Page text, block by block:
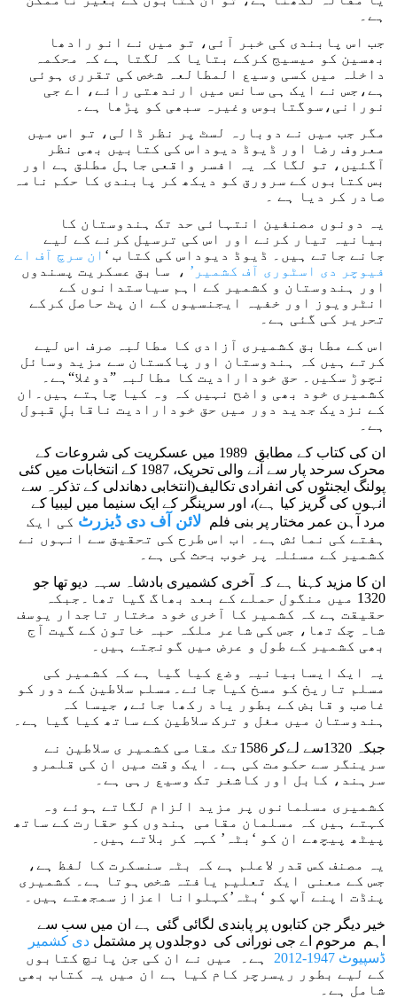
ہے۔
جب اس پابندی کی خبر آئی، تو میں نے انو رادھا
بھسین کو میسیج کرکے بتایا کہ لگتا ہے کہ محکمہ
داخلہ میں کسی وسیع المطالعہ شخص کی تقرری ہوئی
ہے،جس نے ایک ہی سانس میں ارندھتی رائے، اے جی
نورانی،سوگتابوس وغیرہ سبھی کو پڑھا ہے۔
مگر جب میں نے دوبارہ لسٹ پر نظر ڈالی، تو اس میں
معروف رضا اور ڈیوڈ دیوداس کی کتابیں بھی نظر
آگئیں، تو لگا کہ یہ افسر واقعی جاہل مطلق ہے اور
بس کتابوں کے سرورق کو دیکھ کر پابندی کا حکم نامہ
صادر کر دیا ہے ۔
یہ دونوں مصنفین انتہائی حد تک ہندوستان کا
بیانیہ تیار کرنے اور اس کی ترسیل کرنے کے لیے
جانے جاتے ہیں۔ ڈیوڈ دیوداس کی کتا ب ‘ ان سرچ آف اے
فیوچر دی اسٹوری آف کشمیر’ ، سابق عسکریت پسندوں
اور ہندوستان و کشمیر کے اہم سیاستدانوں کے
انٹرویوز اور خفیہ ایجنسیوں کے ان پٹ حاصل کرکے
تحریر کی گئی ہے۔
اس کے مطابق کشمیری آزادی کا مطالبہ صرف اس لیے
کرتے ہیں کہ ہندوستان اور پاکستان سے مزید وسائل
نچوڑ سکیں۔ حق خودارادیت کا مطالبہ ”دوغلا“ہے۔
کشمیری خود بھی واضح نہیں کہ وہ کیا چاہتے ہیں۔ان
کے نزدیک جدید دور میں حق خودارادیت ناقابلِ قبول
ہے۔
ان کی کتاب کے مطابق 1989 میں عسکریت کی شروعات کے
محرک سرحد پار سے آنے والی تحریک، 1987 کے انتخابات میں کئی
پولنگ ایجنٹوں کی انفرادی تکالیف(انتخابی دھاندلی کے تذکرہ سے
انہوں کی گریز کیا ہے)، اور سرینگر کے ایک سنیما میں لیبیا کے
مرد آہن عمر مختار پر بنی فلم
لائن آف دی ڈیزرٹ کی ایک
ہفتے کی نمائش ہے۔ اب اس طرح کی تحقیق سے انہوں نے
کشمیر کے مسئلہ پر خوب بحث کی ہے۔
1320 میں منگول حملے کے بعد بھاگ گیا تھا۔جبکہ
حقیقت ہے کہ کشمیر کا آخری خود مختار تاجدار یوسف
شاہ چک تھا، جس کی شاعر ملکہ حبہ خاتون کے گیت آج
بھی کشمیر کے طول و عرض میں گونجتے ہیں۔
یہ ایک ایسابیانیہ وضع کیا گیا ہے کہ کشمیر کی
مسلم تاریخ کو مسخ کیا جائے۔مسلم سلاطین کے دور کو
غاصب و قابض کے بطور یاد رکھا جائے، جیسا کہ
ہندوستان میں مغل و ترک سلاطین کے ساتھ کیا گیا ہے۔
جبکہ 1320سے لےکر 1586تک مقامی کشمیر ی سلاطین نے
سرینگر سے حکومت کی ہے۔ ایک وقت میں ان کی قلمرو
سرہند، کابل اور کاشغر تک وسیع رہی ہے۔
کشمیری مسلمانوں پر مزید الزام لگاتے ہوئے وہ
کہتے ہیں کہ مسلمان مقامی ہندوں کو حقارت کے ساتھ
پیٹھ پیچھے ان کو ‘بٹہ’ کہہ کر بلاتے ہیں۔
یہ مصنف کس قدر لاعلم ہے کہ بٹہ سنسکرت کا لفظ ہے،
جس کے معنی ایک تعلیم یافتہ شخص ہوتا ہے۔ کشمیری
پنڈت اپنے آپ کو ‘بٹہ’کہلوانا اعزاز سمجھتے ہیں۔
خیر دیگر جن کتابوں پر پابندی لگائی گئی ہے ان میں سب سے
اہم مرحوم اے جی نورانی کی دوجلدوں پر مشتملدی کشمیر
ڈسپیوٹ 1947-2012
ہے۔ میں نے ان کی جن پانچ کتابوں
کے لیے بطور ریسرچر کام کیا ہے ان میں یہ کتاب بھی
شامل ہے۔